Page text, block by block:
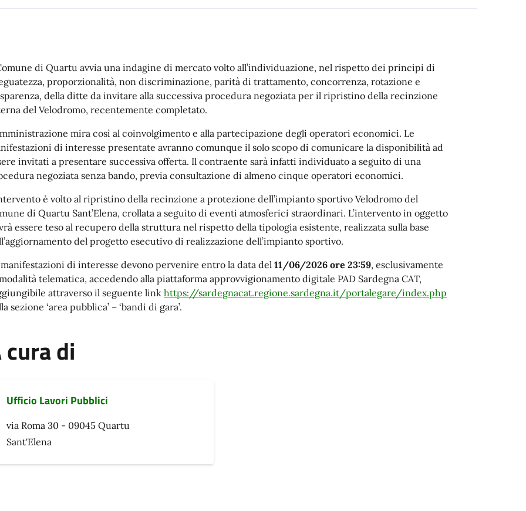
di Quartu avvia una indagine di mercato volto all’individuazione, nel rispetto dei principi di
proporzionalità, non discriminazione, parità di trattamento, concorrenza, rotazione e
della ditte da invitare alla successiva procedura negoziata per il ripristino della recinzione
del Velodromo, recentemente completato.
mira così al coinvolgimento e alla partecipazione degli operatori economici. Le
di interesse presentate avranno comunque il solo scopo di comunicare la disponibilità ad
invitati a presentare successiva offerta. Il contraente sarà infatti individuato a seguito di una
negoziata senza bando, previa consultazione di almeno cinque operatori economici.
è volto al ripristino della recinzione a protezione dell’impianto sportivo Velodromo del
di Quartu Sant’Elena, crollata a seguito di eventi atmosferici straordinari. L’intervento in oggetto
essere teso al recupero della struttura nel rispetto della tipologia esistente, realizzata sulla base
del progetto esecutivo di realizzazione dell’impianto sportivo.
di interesse devono pervenire entro la data del 11/06/2026 ore 23:59, esclusivamente
telematica, accedendo alla piattaforma approvvigionamento digitale PAD Sardegna CAT,
attraverso il seguente link https://sardegnacat.regione.sardegna.it/portalegare/index.php
sezione ‘area pubblica’ – ‘bandi di gara’.
cura di
Ufficio Lavori Pubblici
via Roma 30 - 09045 Quartu
Sant'Elena